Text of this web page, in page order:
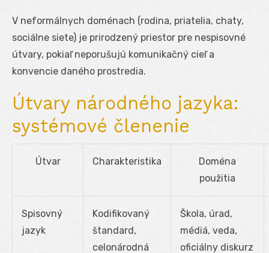
V neformálnych doménach (rodina, priatelia, chaty,
sociálne siete) je prirodzený priestor pre nespisovné
útvary, pokiaľ neporušujú komunikačný cieľ a
konvencie daného prostredia.
Útvary národného jazyka:
systémové členenie
Útvar Charakteristika
Doména
použitia
Spisovný
jazyk
Kodifikovaný
štandard,
celonárodná
Škola, úrad,
médiá, veda,
oficiálny diskurz